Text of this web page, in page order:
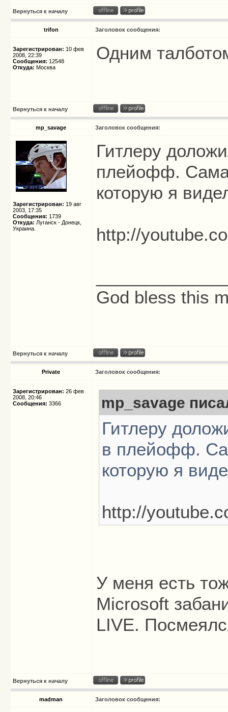
Вернуться к началу
trifon Заголовок сообщения:
Зарегистрирован: 10 фев
2008, 22:39
Сообщения: 12548
Откуда: Москва
Одним
Вернуться к началу
mp_savage Заголовок сообщения:
Зарегистрирован: 19 авг
2003, 17:35
Сообщения: 1739
Откуда: Луганск - Донецк,
Украина.
Гитлеру
плейофф.
которую я
http://
God bless this
Вернуться к началу
Private Заголовок сообщения:
Зарегистрирован: 26 фев
2008, 20:46
Сообщения: 3366 mp_savage
Гитлеру
в плейофф.
которую я
http://
У меня есть
Microsoft
LIVE.
Вернуться к началу
madman Заголовок сообщения: